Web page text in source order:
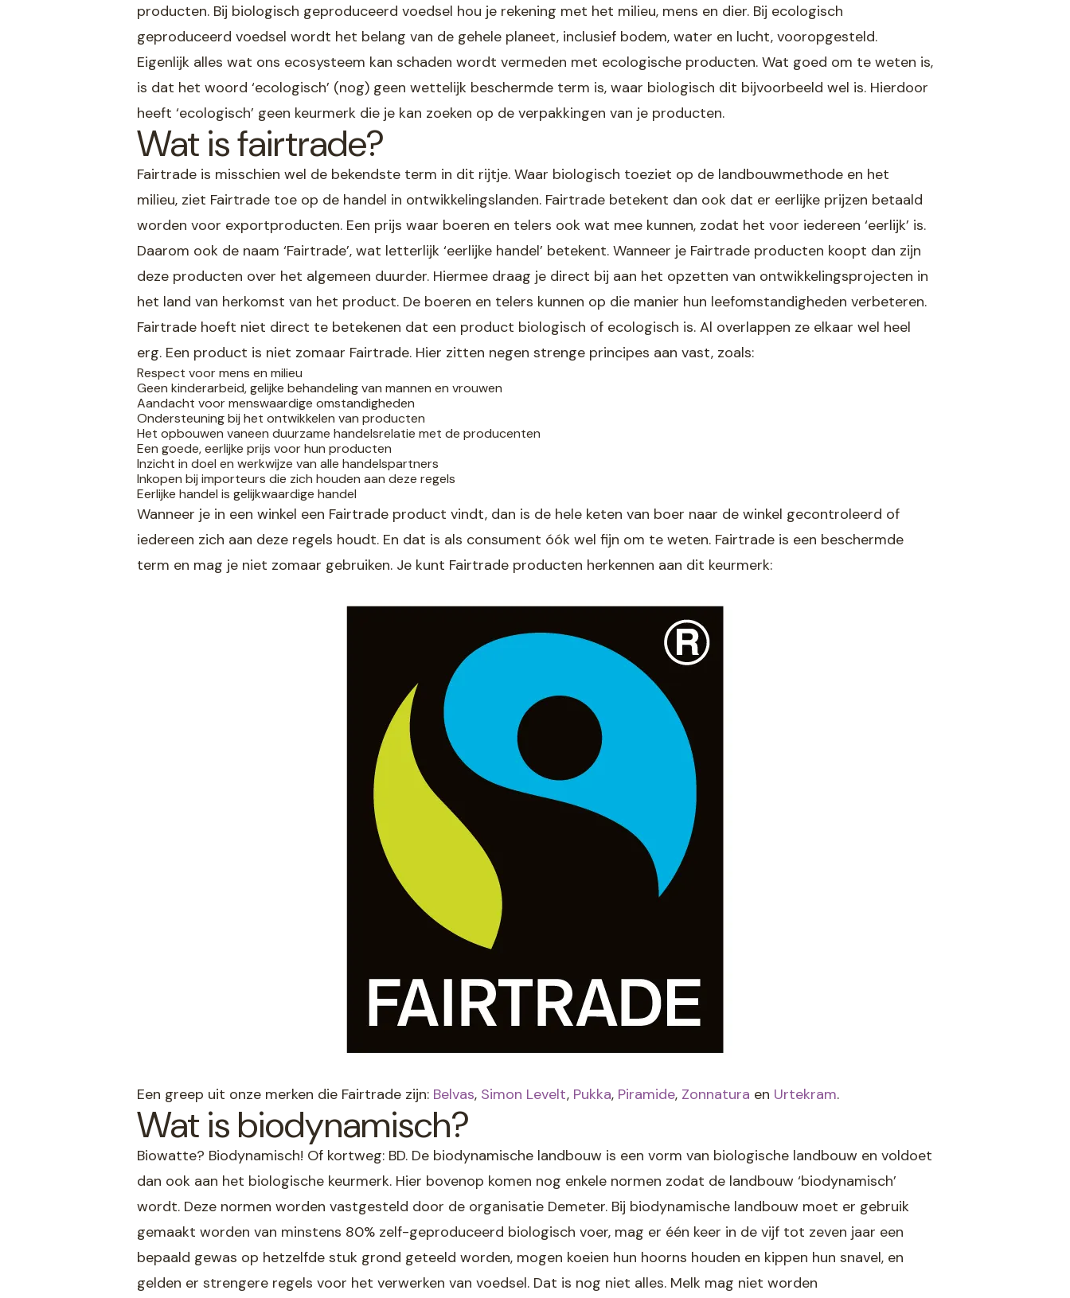
producten. Bij biologisch geproduceerd voedsel hou je rekening met het milieu, mens en dier. Bij ecologisch
geproduceerd voedsel wordt het belang van de gehele planeet, inclusief bodem, water en lucht, vooropgesteld.
Eigenlijk alles wat ons ecosysteem kan schaden wordt vermeden met ecologische producten. Wat goed om te weten is,
is dat het woord ‘ecologisch’ (nog) geen wettelijk beschermde term is, waar biologisch dit bijvoorbeeld wel is. Hierdoor
heeft ‘ecologisch’ geen keurmerk die je kan zoeken op de verpakkingen van je producten.
Wat is fairtrade?
Fairtrade is misschien wel de bekendste term in dit rijtje. Waar biologisch toeziet op de landbouwmethode en het
milieu, ziet Fairtrade toe op de handel in ontwikkelingslanden. Fairtrade betekent dan ook dat er eerlijke prijzen betaald
worden voor exportproducten. Een prijs waar boeren en telers ook wat mee kunnen, zodat het voor iedereen ‘eerlijk’ is.
Daarom ook de naam ‘Fairtrade’, wat letterlijk ‘eerlijke handel’ betekent. Wanneer je Fairtrade producten koopt dan zijn
deze producten over het algemeen duurder. Hiermee draag je direct bij aan het opzetten van ontwikkelingsprojecten in
het land van herkomst van het product. De boeren en telers kunnen op die manier hun leefomstandigheden verbeteren.
Fairtrade hoeft niet direct te betekenen dat een product biologisch of ecologisch is. Al overlappen ze elkaar wel heel
erg. Een product is niet zomaar Fairtrade. Hier zitten negen strenge principes aan vast, zoals:
Respect voor mens en milieu
Geen kinderarbeid, gelijke behandeling van mannen en vrouwen
Aandacht voor menswaardige omstandigheden
Ondersteuning bij het ontwikkelen van producten
Het opbouwen vaneen duurzame handelsrelatie met de producenten
Een goede, eerlijke prijs voor hun producten
Inzicht in doel en werkwijze van alle handelspartners
Inkopen bij importeurs die zich houden aan deze regels
Eerlijke handel is gelijkwaardige handel
Wanneer je in een winkel een Fairtrade product vindt, dan is de hele keten van boer naar de winkel gecontroleerd of
iedereen zich aan deze regels houdt. En dat is als consument óók wel fijn om te weten. Fairtrade is een beschermde
term en mag je niet zomaar gebruiken. Je kunt Fairtrade producten herkennen aan dit keurmerk:
Een greep uit onze merken die Fairtrade zijn: Belvas, Simon Levelt, Pukka, Piramide, Zonnatura en Urtekram.
Wat is biodynamisch?
Biowatte? Biodynamisch! Of kortweg: BD. De biodynamische landbouw is een vorm van biologische landbouw en voldoet
dan ook aan het biologische keurmerk. Hier bovenop komen nog enkele normen zodat de landbouw ‘biodynamisch’
wordt. Deze normen worden vastgesteld door de organisatie Demeter. Bij biodynamische landbouw moet er gebruik
gemaakt worden van minstens 80% zelf-geproduceerd biologisch voer, mag er één keer in de vijf tot zeven jaar een
bepaald gewas op hetzelfde stuk grond geteeld worden, mogen koeien hun hoorns houden en kippen hun snavel, en
gelden er strengere regels voor het verwerken van voedsel. Dat is nog niet alles. Melk mag niet worden